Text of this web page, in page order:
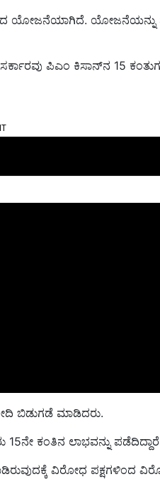
ಯೋಜನೆಯಾಗಿದೆ. ಯೋಜನೆಯನ್ನು
ಪಿಎಂ ಕಿಸಾನ್‌ನ 15
ಬಿಡುಗಡೆ ಮಾಡಿದರು.
ವಿರೋಧ ಪಕ್ಷಗಳಿಂದ